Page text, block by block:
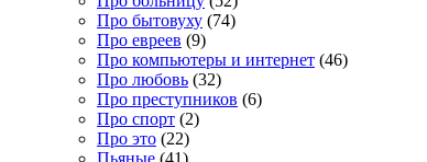
Про бытовуху (74)
Про евреев (9)
Про компьютеры и интернет (46)
Про любовь (32)
Про преступников (6)
Про спорт (2)
Про это (22)
Пьяные (41)